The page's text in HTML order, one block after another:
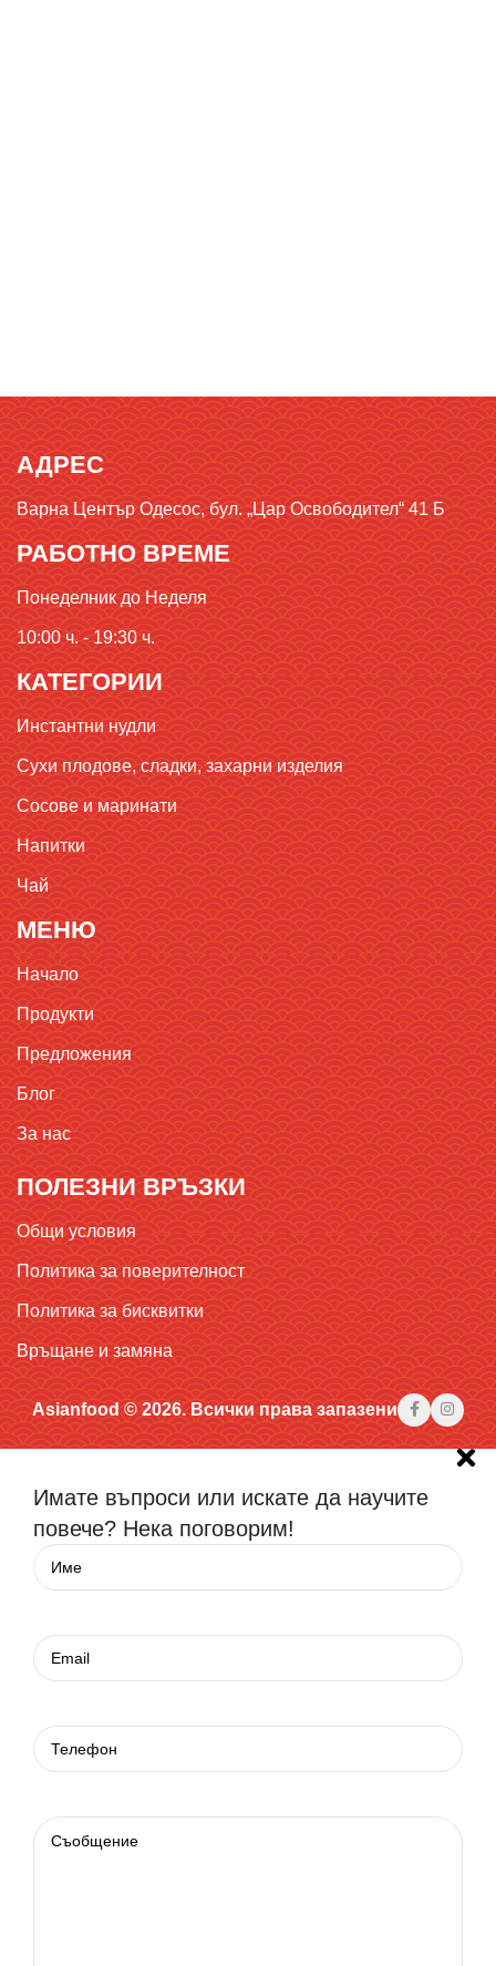
АДРЕС
Варна Център Одесос, бул. „Цар Освободител“ 41 Б
РАБОТНО ВРЕМЕ
Понеделник до Неделя
10:00 ч. - 19:30 ч.
КАТЕГОРИИ
Инстантни нудли
Сухи плодове, сладки, захарни изделия
Сосове и маринати
Напитки
Чай
МЕНЮ
Начало
Продукти
Предложения
Блог
За нас
ПОЛЕЗНИ ВРЪЗКИ
Общи условия
Политика за поверителност
Политика за бисквитки
Връщане и замяна
Asianfood © 2026. Всички права запазени
Имате въпроси или искате да научите
повече? Нека поговорим!